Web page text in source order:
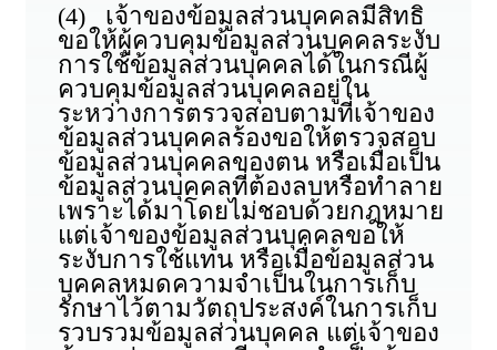
(4) เจ้าของข้อมูลส่วนบุคคลมีสิทธิ
ขอให้ผู้ควบคุมข้อมูลส่วนบุคคลระงับ
การใช้ข้อมูลส่วนบุคคลได้ในกรณีผู้
ควบคุมข้อมูลส่วนบุคคลอยู่ใน
ระหว่างการตรวจสอบตามที่เจ้าของ
ข้อมูลส่วนบุคคลร้องขอให้ตรวจสอบ
ข้อมูลส่วนบุคคลของตน หรือเมื่อเป็น
ข้อมูลส่วนบุคคลที่ต้องลบหรือทำลาย
เพราะได้มาโดยไม่ชอบด้วยกฎหมาย
แต่เจ้าของข้อมูลส่วนบุคคลขอให้
ระงับการใช้แทน หรือเมื่อข้อมูลส่วน
บุคคลหมดความจำเป็นในการเก็บ
รักษาไว้ตามวัตถุประสงค์ในการเก็บ
รวบรวมข้อมูลส่วนบุคคล แต่เจ้าของ